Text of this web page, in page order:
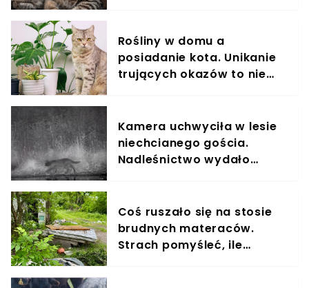
Rośliny w domu a
posiadanie kota. Unikanie
trujących okazów to nie
Kamera uchwyciła w lesie
niechcianego gościa.
Nadleśnictwo wydało
Coś ruszało się na stosie
brudnych materaców.
Strach pomyśleć, ile